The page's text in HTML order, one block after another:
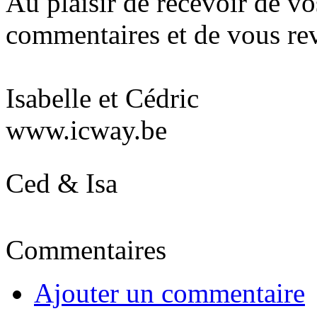
commentaires et de vous
Isabelle et Cédric
www.icway.be
Ced & Isa
Commentaires
Ajouter un commentaire